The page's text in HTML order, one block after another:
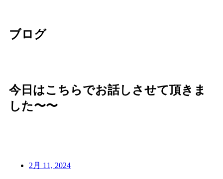
ブログ
今日はこちらでお話しさせて頂きま
した〜〜
2月 11, 2024